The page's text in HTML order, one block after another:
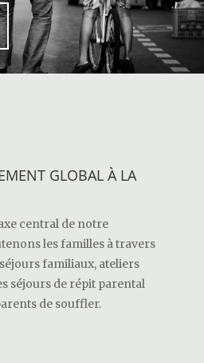
GLOBAL À LA
central de notre
les familles à travers
familiaux, ateliers
séjours de répit parental
de souffler.